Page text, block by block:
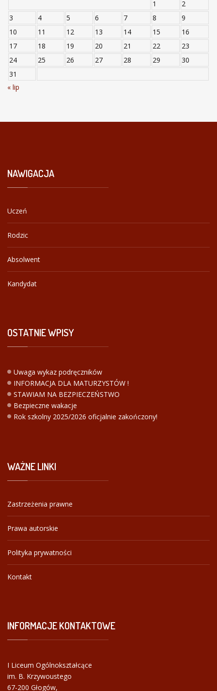
1
2
3
4 5 6 7 8
9
10
11 12 13 14 15
16
17
18 19 20 21 22
23
24
25 26 27 28 29
30
31
« lip
NAWIGACJA
Uczeń
Rodzic
Absolwent
Kandydat
OSTATNIEWPISY
Uwaga wykaz podręczników
INFORMACJA DLA MATURZYSTÓW !
STAWIAM NA BEZPIECZEŃSTWO
Bezpieczne wakacje
Rok szkolny 2025/2026 oficjalnie zakończony!
WAŻNELINKI
Zastrzeżenia prawne
Prawa autorskie
Polityka prywatności
Kontakt
INFORMACJEKONTAKTOWE
I Liceum Ogólnokształcące
im. B. Krzywoustego
67-200 Głogów,